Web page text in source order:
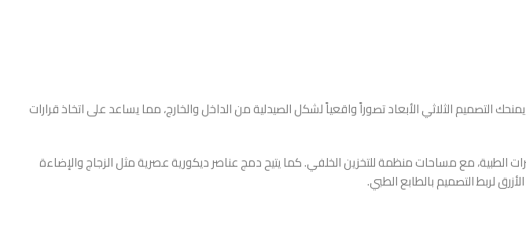
الثلاثي الأبعاد تصوراً واقعياً لشكل الصيدلية من الداخل والخارج، مما يساعد على اتخاذ قرارات
مع مساحات منظمة للتخزين الخلفي. كما يتيح دمج عناصر ديكورية عصرية مثل الزجاج والإضاءة